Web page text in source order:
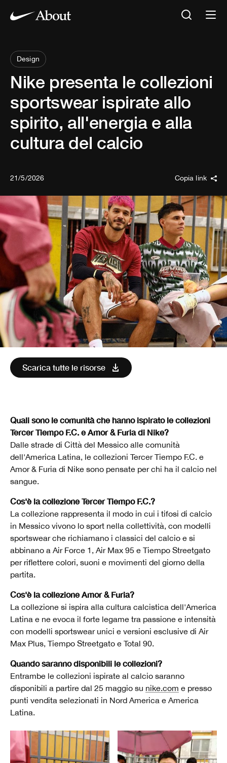
Design
Nike presenta le collezioni
sportswear ispirate allo
spirito, all'energia e alla
cultura del calcio
21/5/2026 Copia link
Scarica tutte le risorse
Quali sono le comunità che hanno ispirato le collezioni
Tercer Tiempo F.C. e Amor & Furia di Nike?
Dalle strade di Città del Messico alle comunità
dell'America Latina, le collezioni Tercer Tiempo F.C. e
Amor & Furia di Nike sono pensate per chi ha il calcio nel
sangue.
Cos'è la collezione Tercer Tiempo F.C.?
La collezione rappresenta il modo in cui i tifosi di calcio
in Messico vivono lo sport nella collettività, con modelli
sportswear che richiamano i classici del calcio e si
abbinano a Air Force 1, Air Max 95 e Tiempo Streetgato
per riflettere colori, suoni e movimenti del giorno della
partita.
Cos'è la collezione Amor & Furia?
La collezione si ispira alla cultura calcistica dell'America
Latina e ne evoca il forte legame tra passione e intensità
con modelli sportswear unici e versioni esclusive di Air
Max Plus, Tiempo Streetgato e Total 90.
Quando saranno disponibili le collezioni?
Entrambe le collezioni ispirate al calcio saranno
disponibili a partire dal 25 maggio su nike.com e presso
punti vendita selezionati in Nord America e America
Latina.